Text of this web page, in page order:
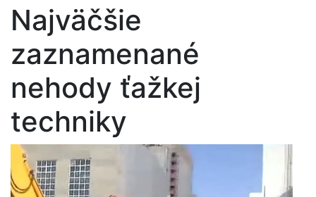
Najväčšie
zaznamenané
nehody ťažkej
techniky